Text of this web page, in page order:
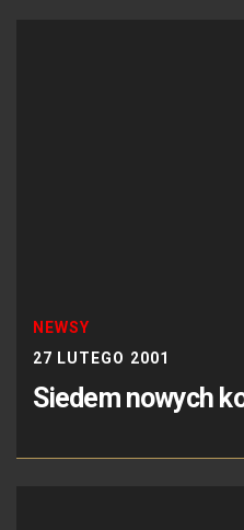
NEWSY
27 LUTEGO 2001
Siedem nowych